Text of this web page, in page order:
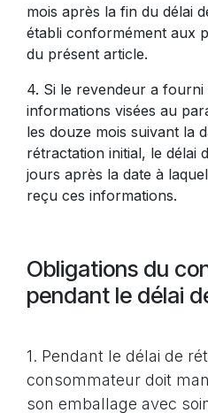
mois après la fin du délai
établi conformément aux
du présent article.
4. Si le revendeur a
informations visées au
les douze mois suivant la
rétractation initial, le délai
jours après la date à
reçu ces informations.
Obligations du
pendant le délai
1. Pendant le délai de
consommateur doit
son emballage avec